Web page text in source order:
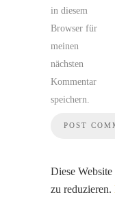
in diesem
Browser für
meinen
nächsten
Kommentar
speichern.
Diese
zu reduzieren.